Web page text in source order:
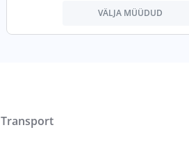
VÄLJA MÜÜDUD
Transport